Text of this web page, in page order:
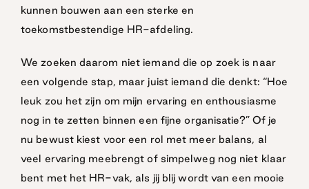
kunnen bouwen aan een sterke en
toekomstbestendige HR-afdeling.
We zoeken daarom niet iemand die op zoek is naar
een volgende stap, maar juist iemand die denkt: “Hoe
leuk zou het zijn om mijn ervaring en enthousiasme
nog in te zetten binnen een fijne organisatie?” Of je
nu bewust kiest voor een rol met meer balans, al
veel ervaring meebrengt of simpelweg nog niet klaar
bent met het HR-vak, als jij blij wordt van een mooie